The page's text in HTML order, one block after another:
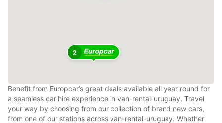
2
Benefit from Europcar’s great deals available all year round for
a seamless car hire experience in van-rental-uruguay. Travel
your way by choosing from our collection of brand new cars,
from one of our stations across van-rental-uruguay. Whether